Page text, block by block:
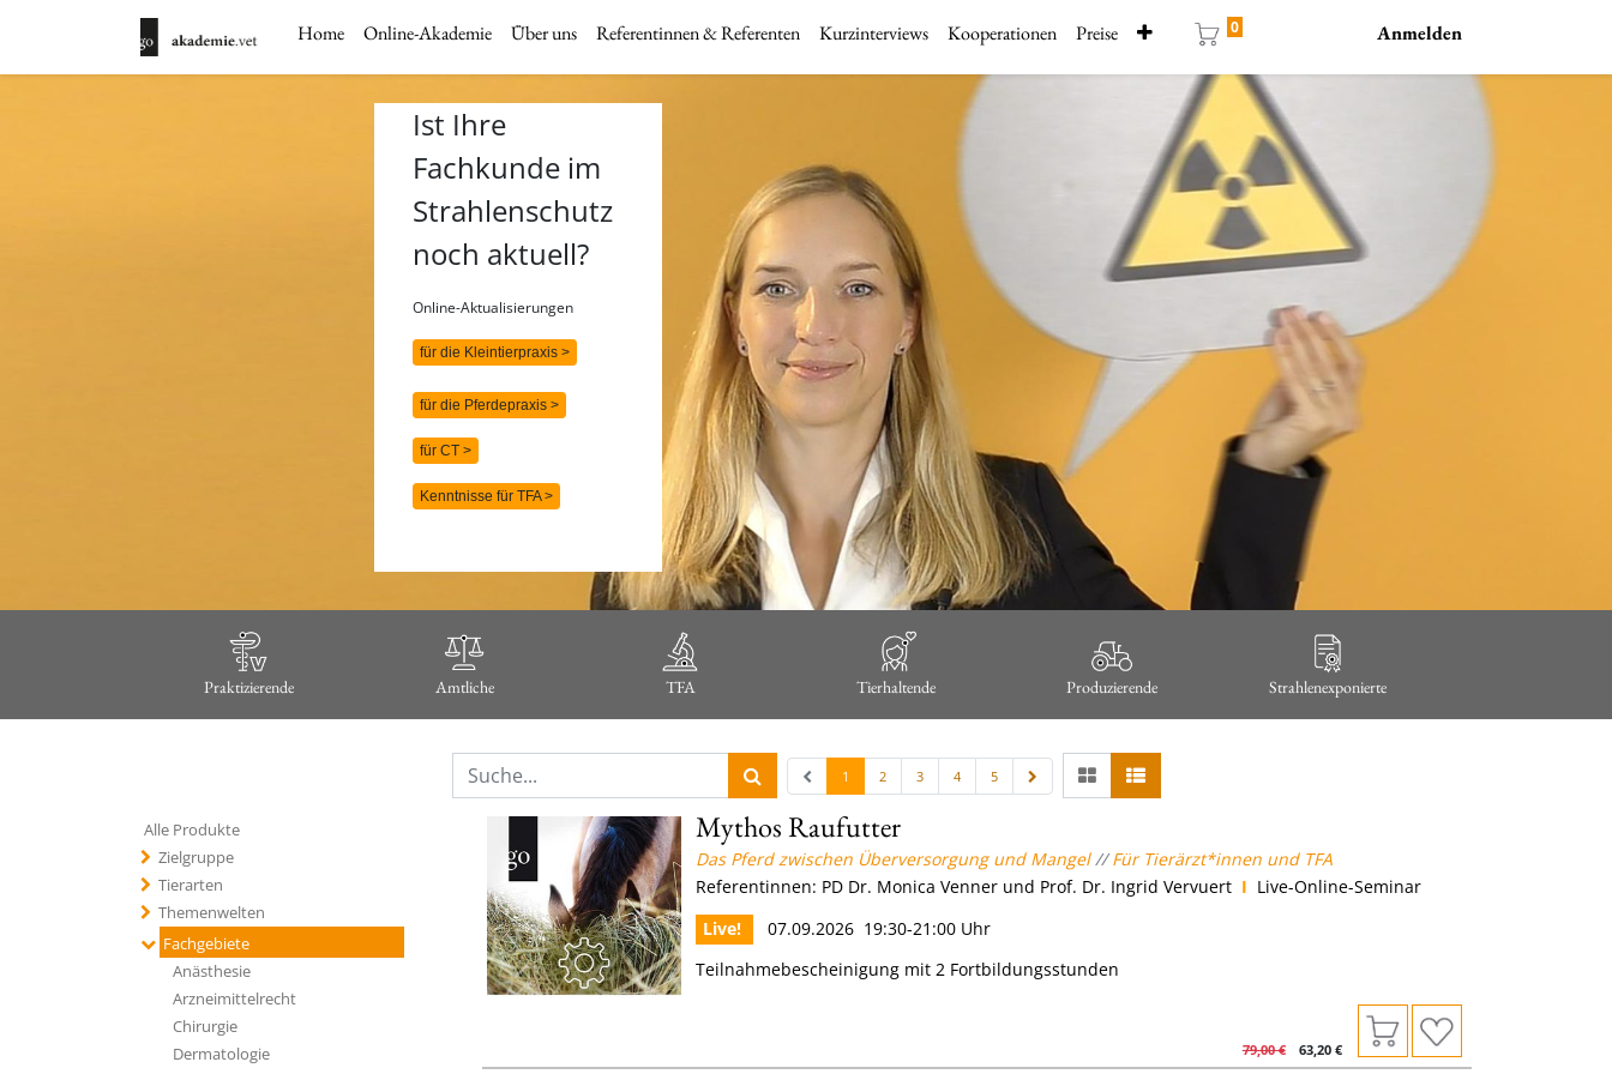
Home Online-Akademie Über uns Referentinnen & Referenten Kurzinterviews Kooperationen Preise 0 Anmelden
Ist Ihre
Fachkunde im
Strahlenschutz
noch aktuell?
Online-Aktualisierungen
für die Kleintierpraxis >
für die Pferdepraxis >
für CT >
Kenntnisse für TFA >
Praktizierende Amtliche TFA Tierhaltende Produzierende Strahlenexponierte
1 2 3 4 5
Alle Produkte
Zielgruppe
Tierarten
Themenwelten
Fachgebiete
Anästhesie
Arzneimittelrecht
Chirurgie
Dermatologie
Mythos Raufutter
Das Pferd zwischen Überversorgung und Mangel//Für Tierärzt*innen und TFA
Referentinnen: PD Dr. Monica Venner und Prof. Dr. Ingrid Vervuert I Live-Online-Seminar
Live!
07.09.2026 19:30-21:00 Uhr
Teilnahmebescheinigung mit 2 Fortbildungsstunden
79,00€ 63,20€